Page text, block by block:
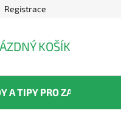
Registrace
KOŠÍK
A TIPY PRO ZAHRADNÍKY